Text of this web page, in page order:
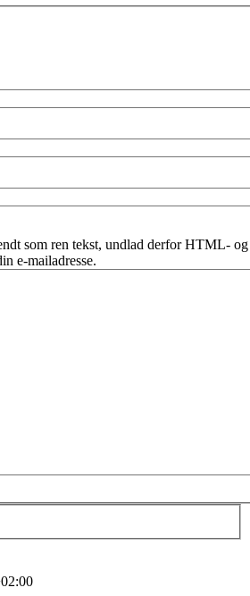
som ren tekst, undlad derfor HTML-
e-mailadresse.